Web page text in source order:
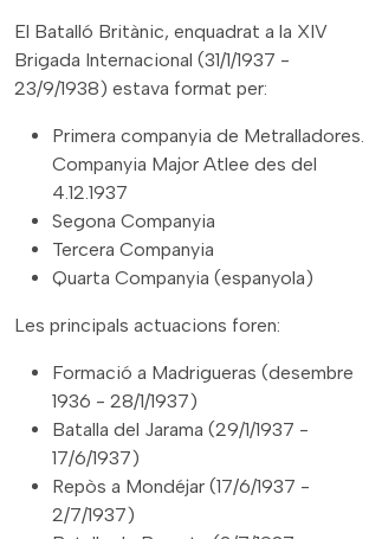
El Batalló Britànic, enquadrat a la XIV
Brigada Internacional (31/1/1937 -
23/9/1938) estava format per:
Primera companyia de Metralladores.
Companyia Major Atlee des del
4.12.1937
Segona Companyia
Tercera Companyia
Quarta Companyia (espanyola)
Les principals actuacions foren:
Formació a Madrigueras (desembre
1936 - 28/1/1937)
Batalla del Jarama (29/1/1937 -
17/6/1937)
Repòs a Mondéjar (17/6/1937 -
2/7/1937)